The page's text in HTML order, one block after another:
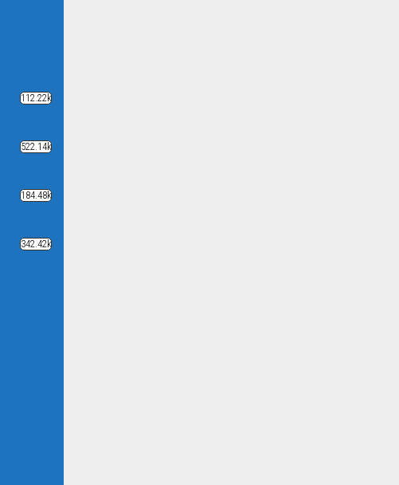
112.22k
522.14k
184.48k
342.42k